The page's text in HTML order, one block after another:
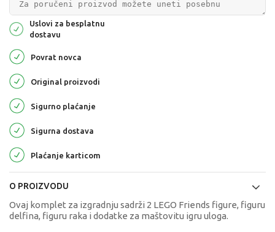
Uslovi za besplatnu
dostavu
Povrat novca
Original proizvodi
Sigurno plaćanje
Sigurna dostava
Plaćanje karticom
O PROIZVODU
Ovaj komplet za izgradnju sadrži 2 LEGO Friends figure, figuru
delfina, figuru raka i dodatke za maštovitu igru uloga.